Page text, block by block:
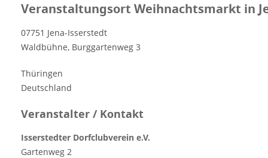
Veranstaltungsort Weihnachtsmarkt in
07751 Jena-Isserstedt
Waldbühne, Burggartenweg 3
Thüringen
Deutschland
Veranstalter / Kontakt
Isserstedter Dorfclubverein e.V.
Gartenweg 2